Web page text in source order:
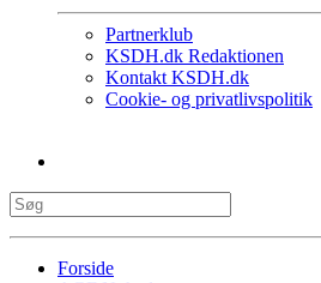
Partnerklub
KSDH.dk Redaktionen
Kontakt KSDH.dk
Cookie- og privatlivspolitik
Forside